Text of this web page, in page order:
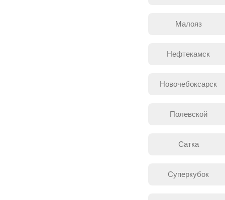
Малояз
Нефтекамск
Новочебоксарск
Полевской
Сатка
Суперкубок